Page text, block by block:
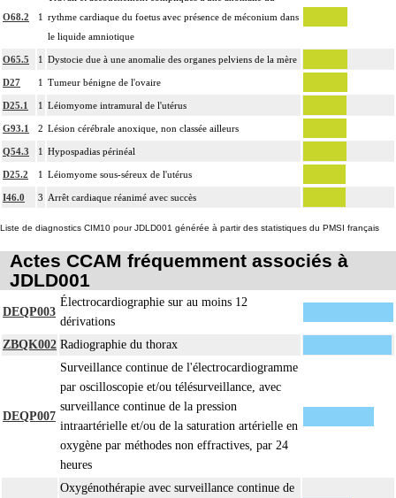
O68.2 1
rythme cardiaque du foetus avec présence de méconium dans
le liquide amniotique
O65.5 1 Dystocie due à une anomalie des organes pelviens de la mère
D27 1 Tumeur bénigne de l'ovaire
D25.1 1 Léiomyome intramural de l'utérus
G93.1 2 Lésion cérébrale anoxique, non classée ailleurs
Q54.3 1 Hypospadias périnéal
D25.2 1 Léiomyome sous-séreux de l'utérus
I46.0 3 Arrêt cardiaque réanimé avec succès
Liste de diagnostics CIM10 pour JDLD001 générée à partir des statistiques du PMSI français
Actes CCAM fréquemment associés à
JDLD001
DEQP003
Électrocardiographie sur au moins 12
dérivations
ZBQK002 Radiographie du thorax
DEQP007
Surveillance continue de l'électrocardiogramme
par oscilloscopie et/ou télésurveillance, avec
surveillance continue de la pression
intraartérielle et/ou de la saturation artérielle en
oxygène par méthodes non effractives, par 24
heures
Oxygénothérapie avec surveillance continue de